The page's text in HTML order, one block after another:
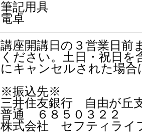
筆記用具
電卓
講座開講日の３営業日前
ください。土日・祝日を
にキャンセルされた場
※振込先※
三井住友銀行 自由が丘
普通 ６８５０３２２
株式会社 セフティライ